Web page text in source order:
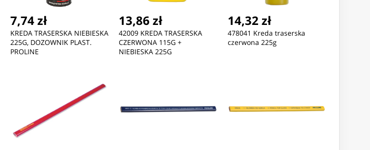
7,74 zł
KREDA TRASERSKA NIEBIESKA
225G, DOZOWNIK PLAST.
PROLINE
13,86 zł
42009 KREDA TRASERSKA
CZERWONA 115G +
NIEBIESKA 225G
14,32 zł
478041 Kreda traserska
czerwona 225g